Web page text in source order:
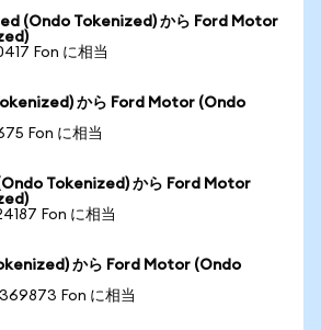
(Ondo Tokenized) から Ford Motor
Fon に相当
から Ford Motor (Ondo
Fon に相当
Tokenized) から Ford Motor
Fon に相当
から Ford Motor (Ondo
Fon に相当